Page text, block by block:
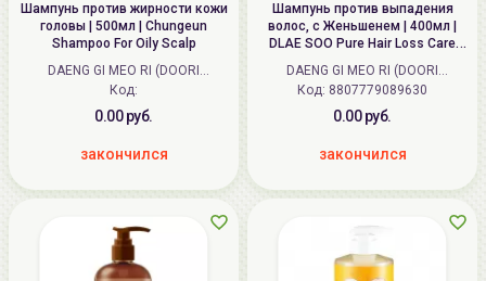
Шампунь против жирности кожи
головы | 500мл | Chungeun
Shampoo For Oily Scalp
DAENG GI MEO RI (DOORI
Cosmetics) (Корея)
Код:
0.00 руб.
закончился
Шампунь против выпадения
волос, с Женьшенем | 400мл |
DLAE SOO Pure Hair Loss Care
DAENG GI MEO RI (DOORI
Cosmetics) (Корея)
Код: 8807779089630
0.00 руб.
закончился